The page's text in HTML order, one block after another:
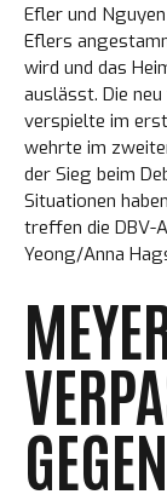
Efler und
Eflers
wird und das
auslässt. Die
verspielte im
wehrte im
der Sieg beim
Situationen
treffen die DBV-
Yeong/Anna